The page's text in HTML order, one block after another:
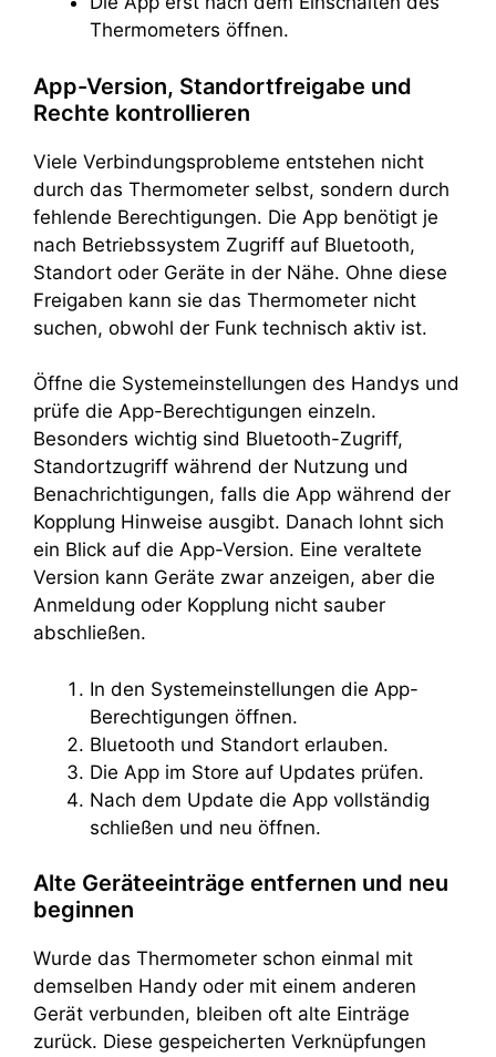
Thermometers öffnen.
App-Version, Standortfreigabe und
Rechte kontrollieren
Viele Verbindungsprobleme entstehen nicht
durch das Thermometer selbst, sondern durch
fehlende Berechtigungen. Die App benötigt je
nach Betriebssystem Zugriff auf Bluetooth,
Standort oder Geräte in der Nähe. Ohne diese
Freigaben kann sie das Thermometer nicht
suchen, obwohl der Funk technisch aktiv ist.
Öffne die Systemeinstellungen des Handys und
prüfe die App-Berechtigungen einzeln.
Besonders wichtig sind Bluetooth-Zugriff,
Standortzugriff während der Nutzung und
Benachrichtigungen, falls die App während der
Kopplung Hinweise ausgibt. Danach lohnt sich
ein Blick auf die App-Version. Eine veraltete
Version kann Geräte zwar anzeigen, aber die
Anmeldung oder Kopplung nicht sauber
abschließen.
In den Systemeinstellungen die App-
Berechtigungen öffnen.
Bluetooth und Standort erlauben.
Die App im Store auf Updates prüfen.
Nach dem Update die App vollständig
schließen und neu öffnen.
Alte Geräteeinträge entfernen und neu
beginnen
Wurde das Thermometer schon einmal mit
demselben Handy oder mit einem anderen
Gerät verbunden, bleiben oft alte Einträge
zurück. Diese gespeicherten Verknüpfungen